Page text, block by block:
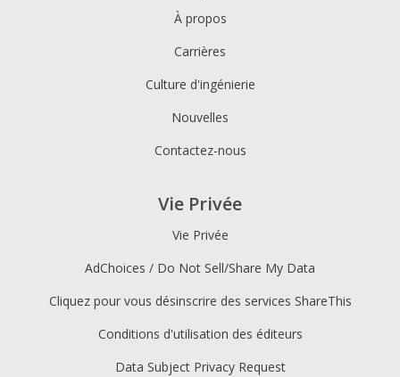
À propos
Carrières
Culture d'ingénierie
Nouvelles
Contactez-nous
Vie Privée
Vie Privée
AdChoices / Do Not Sell/Share My Data
Cliquez pour vous désinscrire des services ShareThis
Conditions d'utilisation des éditeurs
Data Subject Privacy Request